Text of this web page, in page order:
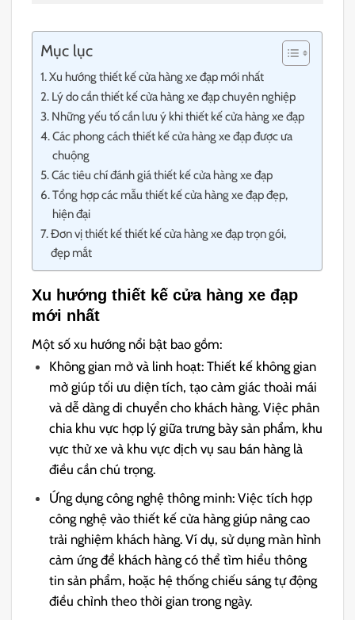
Mục lục
Xu hướng thiết kế cửa hàng xe đạp mới nhất
Lý do cần thiết kế cửa hàng xe đạp chuyên nghiệp
Những yếu tố cần lưu ý khi thiết kế cửa hàng xe đạp
Các phong cách thiết kế cửa hàng xe đạp được ưa
chuộng
Các tiêu chí đánh giá thiết kế cửa hàng xe đạp
Tổng hợp các mẫu thiết kế cửa hàng xe đạp đẹp,
hiện đại
Đơn vị thiết kế thiết kế cửa hàng xe đạp trọn gói,
đẹp mắt
Xu hướng thiết kế cửa hàng xe đạp
mới nhất
Một số xu hướng nổi bật bao gồm:
Không gian mở và linh hoạt: Thiết kế không gian
mở giúp tối ưu diện tích, tạo cảm giác thoải mái
và dễ dàng di chuyển cho khách hàng. Việc phân
chia khu vực hợp lý giữa trưng bày sản phẩm, khu
vực thử xe và khu vực dịch vụ sau bán hàng là
điều cần chú trọng.
Ứng dụng công nghệ thông minh: Việc tích hợp
công nghệ vào thiết kế cửa hàng giúp nâng cao
trải nghiệm khách hàng. Ví dụ, sử dụng màn hình
cảm ứng để khách hàng có thể tìm hiểu thông
tin sản phẩm, hoặc hệ thống chiếu sáng tự động
điều chỉnh theo thời gian trong ngày.